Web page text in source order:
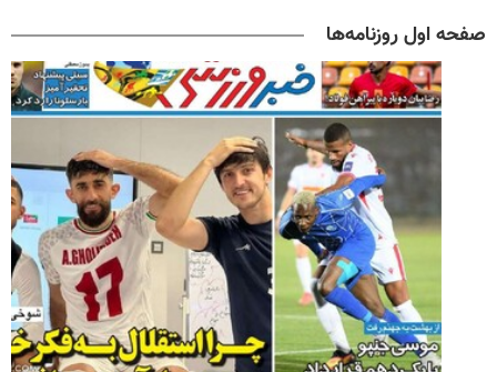
صفحه اول روزنامه‌ها